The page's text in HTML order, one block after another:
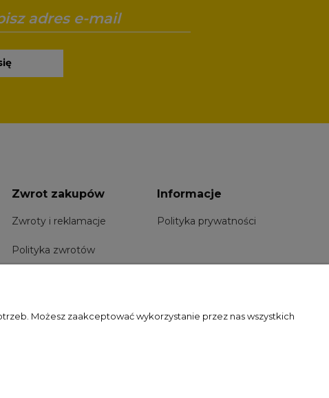
Zwrot zakupów
Zwroty i reklamacje
Polityka zwrotów
Informacje
Polityka prywatności
Możesz zaakceptować wykorzystanie przez nas wszystkich